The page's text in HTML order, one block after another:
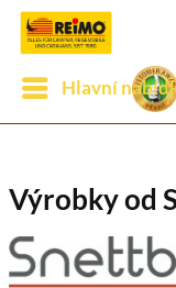
Hlavní
Výrobky od